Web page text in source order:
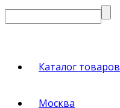
Каталог товаров
Москва